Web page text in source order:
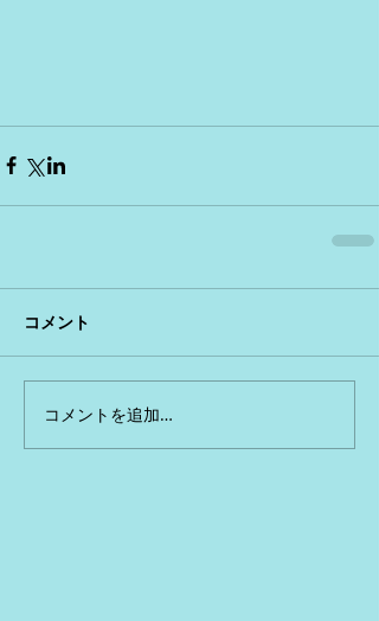
コメント
コメントを追加…